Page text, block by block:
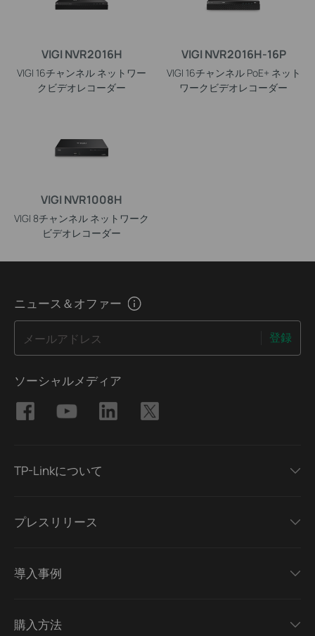
VIGI NVR2016H
VIGI 16チャンネル ネットワー
クビデオレコーダー
VIGI NVR2016H-16P
VIGI 16チャンネル PoE+ ネット
ワークビデオレコーダー
VIGI NVR1008H
VIGI 8チャンネル ネットワーク
ビデオレコーダー
ニュース＆オファー
メールアドレス 登録
ソーシャルメディア
TP-Linkについて
プレスリリース
導入事例
購入方法